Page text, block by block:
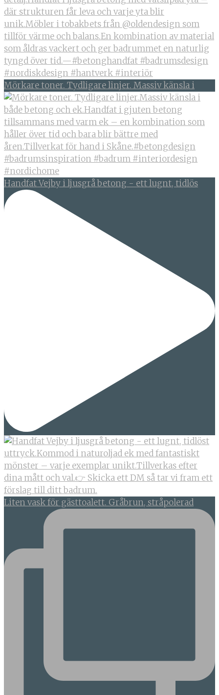
Mörkare toner. Tydligare linjer. Massiv känsla i
Handfat Vejby i ljusgrå betong - ett lugnt, tidlös
Liten vask för gästtoalett. Gråbrun, stråpolerad